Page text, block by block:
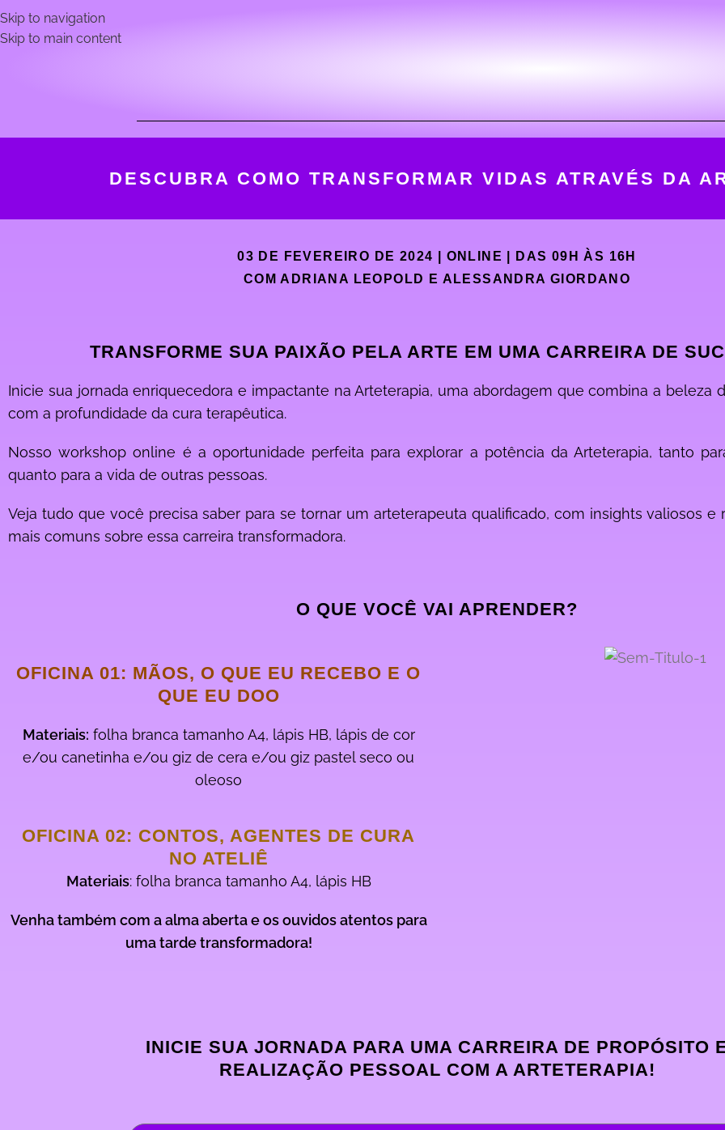
Skip to navigation
Skip to main content
DESCUBRA COMO TRANSFORMAR VIDAS ATRAVÉS DA
03 DE FEVEREIRO DE 2024 | ONLINE | DAS 09H ÀS 16H
COM ADRIANA LEOPOLD E ALESSANDRA GIORDANO
TRANSFORME SUA PAIXÃO PELA ARTE EM UMA CARREIRA DE
Inicie sua jornada enriquecedora e impactante na Arteterapia, uma abordagem que combina a beleza
com a profundidade da cura terapêutica.
Nosso workshop online é a oportunidade perfeita para explorar a potência da Arteterapia, tanto
quanto para a vida de outras pessoas.
Veja tudo que você precisa saber para se tornar um arteterapeuta qualificado, com insights valiosos e
mais comuns sobre essa carreira transformadora.
O QUE VOCÊ VAI APRENDER?
OFICINA 01: MÃOS, O QUE EU RECEBO E O
QUE EU DOO
Materiais: folha branca tamanho A4, lápis HB, lápis de cor
e/ou canetinha e/ou giz de cera e/ou giz pastel seco ou
oleoso
OFICINA 02: CONTOS, AGENTES DE CURA
NO ATELIÊ
Materiais: folha branca tamanho A4, lápis HB
Venha também com a alma aberta e os ouvidos atentos para
uma tarde transformadora!
INICIE SUA JORNADA PARA UMA CARREIRA DE PROPÓSITO
REALIZAÇÃO PESSOAL COM A ARTETERAPIA!